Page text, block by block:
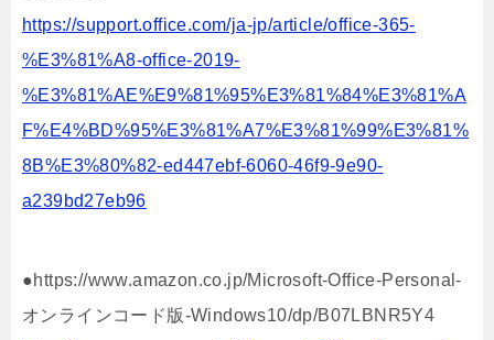
https://support.office.com/ja-jp/article/office-365-
%E3%81%A8-office-2019-
%E3%81%AE%E9%81%95%E3%81%84%E3%81%A
F%E4%BD%95%E3%81%A7%E3%81%99%E3%81%
8B%E3%80%82-ed447ebf-6060-46f9-9e90-
a239bd27eb96
●https://www.amazon.co.jp/Microsoft-Office-Personal-
オンラインコード版-Windows10/dp/B07LBNR5Y4